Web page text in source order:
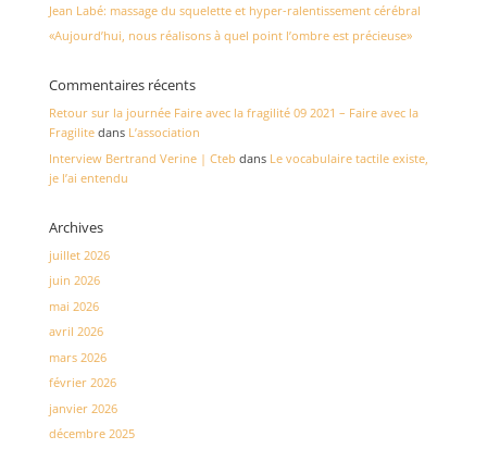
Jean Labé: massage du squelette et hyper-ralentissement cérébral
«Aujourd’hui, nous réalisons à quel point l’ombre est précieuse»
Commentaires récents
Retour sur la journée Faire avec la fragilité 09 2021 – Faire avec la
Fragilitedans L’association
Interview Bertrand Verine | Cteb dans Le vocabulaire tactile existe,
je l’ai entendu
Archives
juillet 2026
juin 2026
mai 2026
avril 2026
mars 2026
février 2026
janvier 2026
décembre 2025